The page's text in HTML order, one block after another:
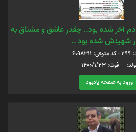
آخر شده بود.. چقدر عاشق و مشتاق به
شهیدش شده بود ..
فوت: ۱۴۰۰/۱/۲۳
ورود به صفحه یادبود